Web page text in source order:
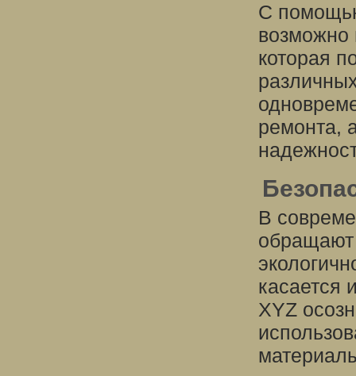
С
возможно
которая
ремонта,
В
обращают
касается
XYZ